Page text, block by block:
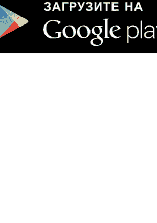
в отзывах. Описание
и не является
необходима